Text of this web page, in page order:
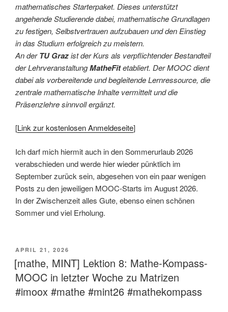
mathematisches Starterpaket. Dieses unterstützt
angehende Studierende dabei, mathematische Grundlagen
zu festigen, Selbstvertrauen aufzubauen und den Einstieg
in das Studium erfolgreich zu meistern.
An derTU Grazist der Kurs als verpflichtender Bestandteil
der LehrveranstaltungMatheFitetabliert. Der MOOC dient
dabei als vorbereitende und begleitende Lernressource, die
zentrale mathematische Inhalte vermittelt und die
Präsenzlehre sinnvoll ergänzt.
[Link zur kostenlosen Anmeldeseite]
Ich darf mich hiermit auch in den Sommerurlaub 2026
verabschieden und werde hier wieder pünktlich im
September zurück sein, abgesehen von ein paar wenigen
Posts zu den jeweiligen MOOC-Starts im August 2026.
In der Zwischenzeit alles Gute, ebenso einen schönen
Sommer und viel Erholung.
VERÖFFENTLICHT
AM
APRIL 21, 2026
[mathe, MINT] Lektion 8: Mathe-Kompass-
MOOC in letzter Woche zu Matrizen
#imoox #mathe #mint26 #mathekompass